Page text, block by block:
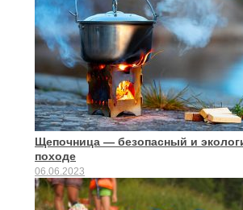
Щепочница — безопасный и
походе
06.06.2023